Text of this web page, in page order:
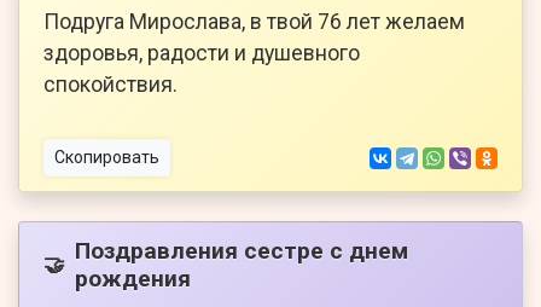
Подруга Мирослава, в твой 76 лет желаем
здоровья, радости и душевного
спокойствия.
Скопировать
🤝 Поздравления сестре с днем
рождения